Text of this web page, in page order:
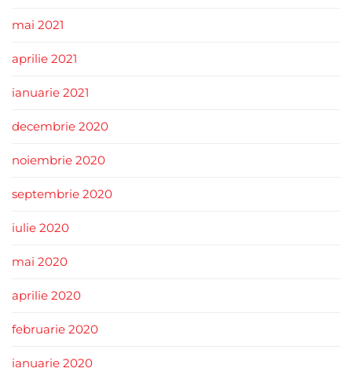
mai 2021
aprilie 2021
ianuarie 2021
decembrie 2020
noiembrie 2020
septembrie 2020
iulie 2020
mai 2020
aprilie 2020
februarie 2020
ianuarie 2020